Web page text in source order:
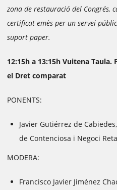
zona de restauració del Congrés,
certificat emès per un servei
suport paper.
12:15h a 13:15h Vuitena
el Dret comparat
PONENTS:
Javier Gutiérrez de
de Contenciosa i Negoci
MODERA:
Francisco Javier Jiménez